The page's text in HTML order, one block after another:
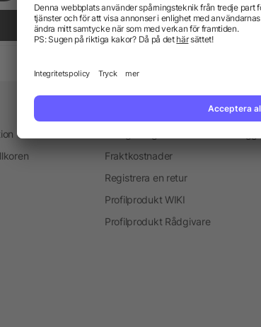
Profilprodukter för
Fraktkostnader
Registrera en retur
Profilprodukt WIKI
Profilprodukt Rådgivare